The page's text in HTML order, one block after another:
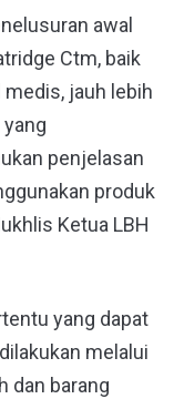
awal
Ctm, baik
jauh lebih
penjelasan
produk
Ketua LBH
yang dapat
melalui
dan barang